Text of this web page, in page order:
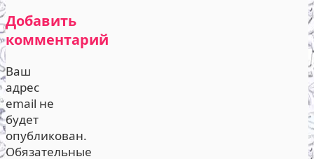
Добавить
комментарий
Ваш
адрес
email не
будет
опубликован.
Обязательные